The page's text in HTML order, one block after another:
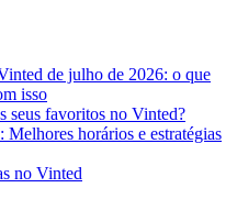
de julho de 2026: o que
isso
seus favoritos no Vinted?
horários e estratégias
no Vinted